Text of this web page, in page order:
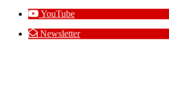
YouTube
Newsletter